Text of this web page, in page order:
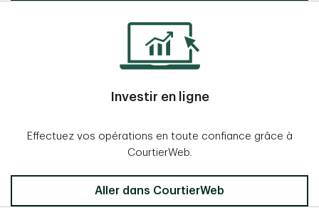
Investir en ligne
Effectuez vos opérations en toute confiance grâce à
CourtierWeb.
Aller dans CourtierWeb